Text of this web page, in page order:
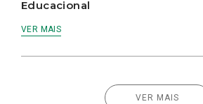
Educacional
VER MAIS
VER MAIS